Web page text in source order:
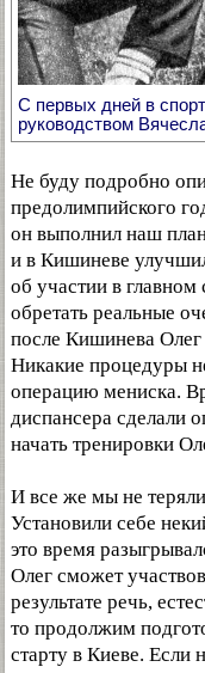
С первых дней в
руководством
Не буду подробно
предолимпийского
он выполнил наш
и в Кишиневе
об участии в главном
обретать реальные
после Кишинева Олег
Никакие процедуры
операцию мениска.
диспансера сделали
начать тренировки
И все же мы не
Установили себе
это время
Олег сможет
результате речь,
то продолжим
старту в Киеве. Если